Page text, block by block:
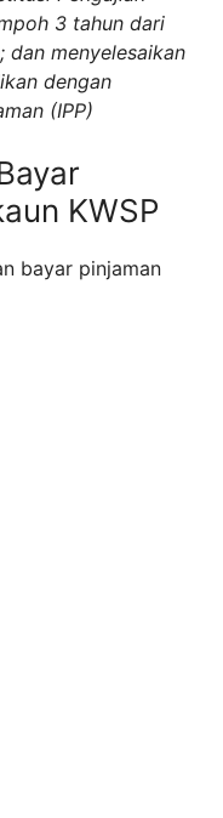
3 tahun dari
dan menyelesaikan
dengan
(IPP)
KWSP
bayar pinjaman